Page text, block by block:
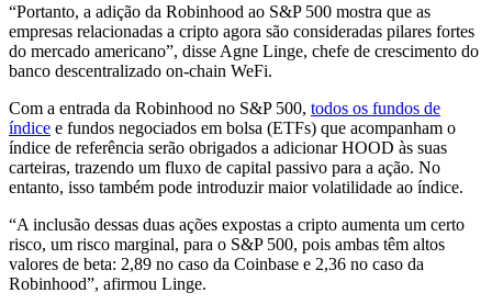
“Portanto, a adição da Robinhood ao S&P 500 mostra que as
empresas relacionadas a cripto agora são consideradas pilares fortes
do mercado americano”, disse Agne Linge, chefe de crescimento do
banco descentralizado on-chain WeFi.
Com a entrada da Robinhood no S&P 500, todos os fundos de
índice e fundos negociados em bolsa (ETFs) que acompanham o
índice de referência serão obrigados a adicionar HOOD às suas
carteiras, trazendo um fluxo de capital passivo para a ação. No
entanto, isso também pode introduzir maior volatilidade ao índice.
“A inclusão dessas duas ações expostas a cripto aumenta um certo
risco, um risco marginal, para o S&P 500, pois ambas têm altos
valores de beta: 2,89 no caso da Coinbase e 2,36 no caso da
Robinhood”, afirmou Linge.